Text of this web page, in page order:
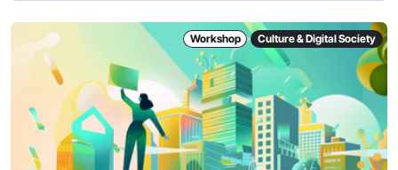
Workshop Culture & Digital Society